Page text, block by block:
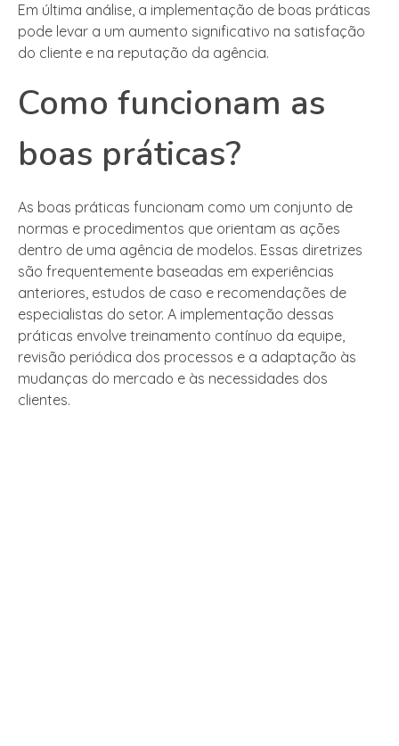
Em última análise, a implementação de boas práticas
pode levar a um aumento significativo na satisfação
do cliente e na reputação da agência.
Como funcionam as
boas práticas?
As boas práticas funcionam como um conjunto de
normas e procedimentos que orientam as ações
dentro de uma agência de modelos. Essas diretrizes
são frequentemente baseadas em experiências
anteriores, estudos de caso e recomendações de
especialistas do setor. A implementação dessas
práticas envolve treinamento contínuo da equipe,
revisão periódica dos processos e a adaptação às
mudanças do mercado e às necessidades dos
clientes.